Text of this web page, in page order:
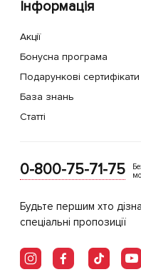
Інформація
Акції
Бонусна програма
Подарункові сертифікати
База знань
Статті
0-800-75-71-75
Будьте першим хто
спеціальні пропозиції